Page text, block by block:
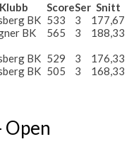
Klubb ScoreSer Snitt
BK 533 3
177,67
BK 565 3
188,33
BK 529 3
176,33
BK 505 3 168,33
Open